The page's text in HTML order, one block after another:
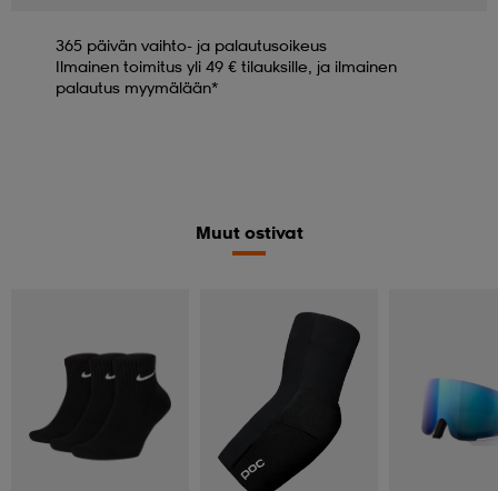
365 päivän vaihto- ja palautusoikeus
Ilmainen toimitus yli 49 € tilauksille, ja ilmainen
palautus myymälään*
Muut ostivat